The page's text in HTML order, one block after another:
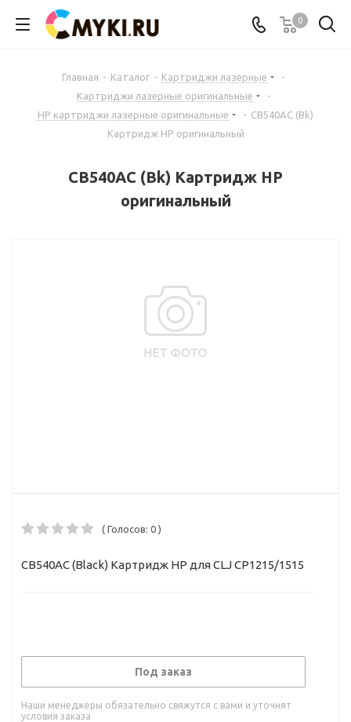
0
Главная - Каталог - Картриджи лазерные
-
Картриджи лазерные оригинальные
-
HP картриджи лазерные оригинальные
- CB540AC (Bk)
Картридж HP оригинальный
CB540AC (Bk) Картридж HP
оригинальный
( Голосов: 0 )
CB540AC (Black) Картридж HP для CLJ CP1215/1515
Под заказ
Наши менеджеры обязательно свяжутся с вами и уточнят
условия заказа